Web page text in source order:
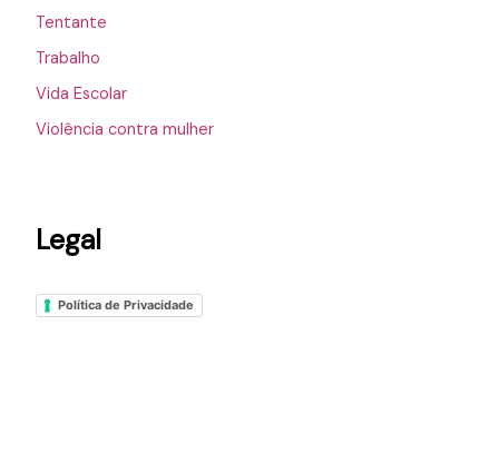
Tentante
Trabalho
Vida Escolar
Violência contra mulher
Legal
Política de Privacidade